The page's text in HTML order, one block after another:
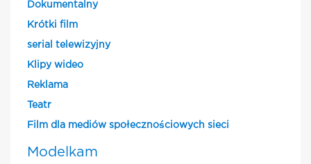
Dokumentalny
Krótki film
serial telewizyjny
Klipy wideo
Reklama
Teatr
Film dla mediów społecznościowych sieci
Modelkam